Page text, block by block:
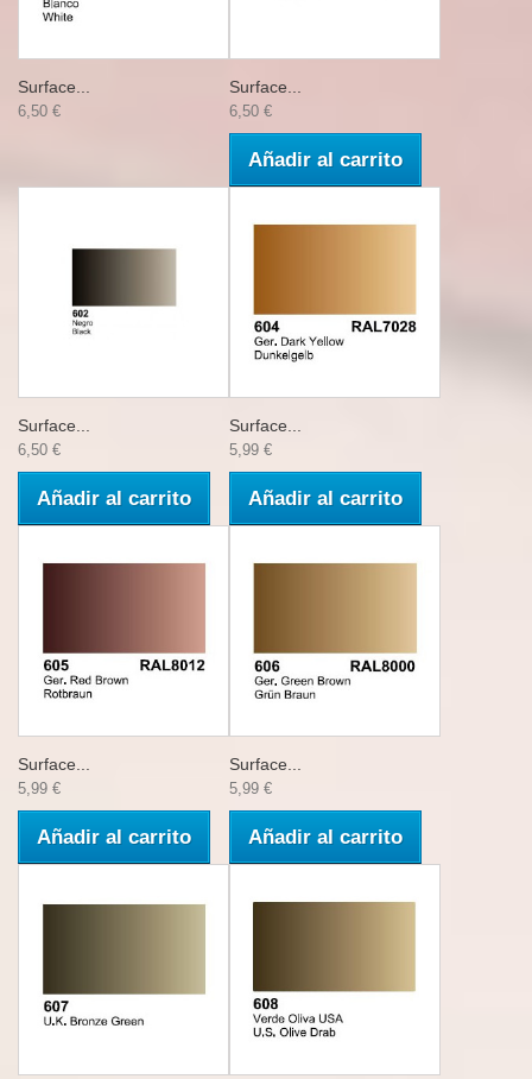
Surface...
6,50 €
Surface...
6,50 €
Añadir al carrito
Surface...
6,50 €
Añadir al carrito
Surface...
5,99 €
Añadir al carrito
Surface...
5,99 €
Añadir al carrito
Surface...
5,99 €
Añadir al carrito